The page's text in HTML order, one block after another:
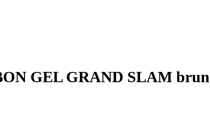
GEL GRAND SLAM brun